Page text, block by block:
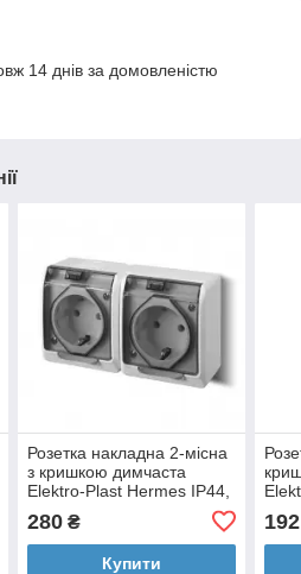
14 днів за домовленістю
Розетка накладна 2-місна
з кришкою димчаста
Elektro-Plast Hermes IP44,
280₴
Купити
192